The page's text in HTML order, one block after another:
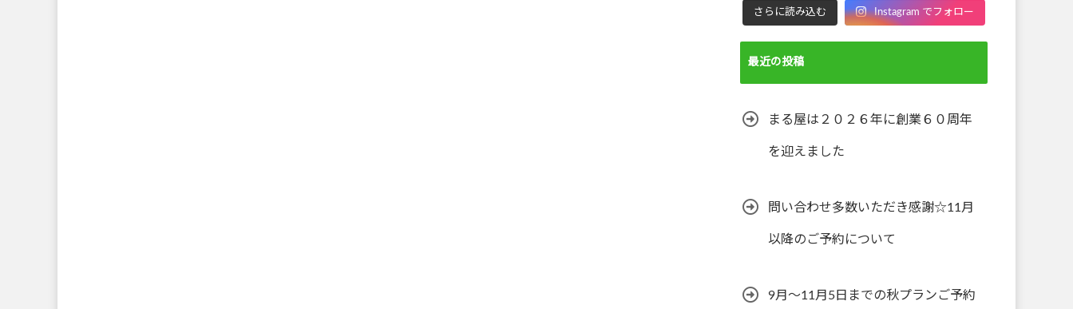
さらに読み込む Instagram でフォロー
最近の投稿
まる屋は２０２６年に創業６０周年
を迎えました
問い合わせ多数いただき感謝☆11月
以降のご予約について
9月～11月5日までの秋プランご予約